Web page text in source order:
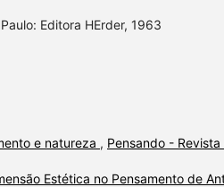
Editora HErder, 1963
e natureza , Pensando -
Estética no Pensamento de